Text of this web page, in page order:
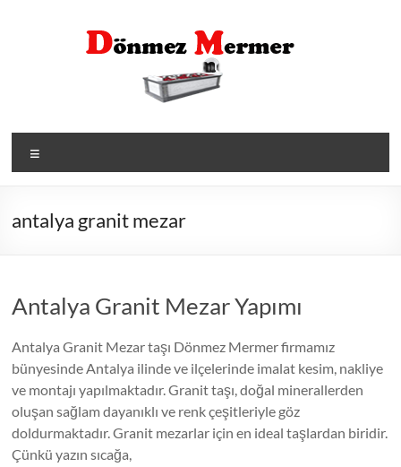
antalya granit mezar
Antalya Granit Mezar Yapımı
Antalya Granit Mezar taşı Dönmez Mermer firmamız
bünyesinde Antalya ilinde ve ilçelerinde imalat kesim, nakliye
ve montajı yapılmaktadır. Granit taşı, doğal minerallerden
oluşan sağlam dayanıklı ve renk çeşitleriyle göz
doldurmaktadır. Granit mezarlar için en ideal taşlardan biridir.
Çünkü yazın sıcağa,